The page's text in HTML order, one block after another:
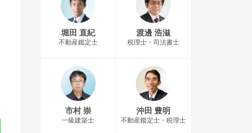
堀田 直紀
不動産鑑定士
渡邊 浩滋
税理士・司法書士
市村 崇
一級建築士
沖田 豊明
不動産鑑定士・税理士